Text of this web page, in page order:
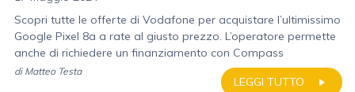
Scopri tutte le offerte di Vodafone per acquistare l’ultimissimo
Google Pixel 8a a rate al giusto prezzo. L’operatore permette
anche di richiedere un finanziamento con Compass
LEGGI TUTTO
di Matteo Testa